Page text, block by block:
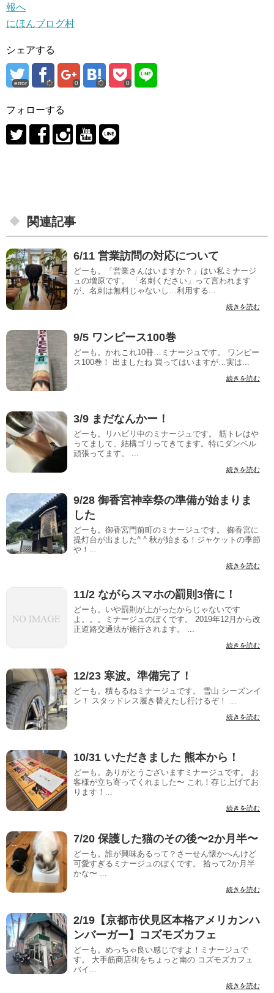
にほんブログ村
シェアする
error 0 0
フォローする
関連記事
6/11 営業訪問の対応について
どーも。「営業さんはいますか？」はい私ミナージ
ュの増原です。 「名刺ください」って言われます
が、名刺は無料じゃないし…利用する...
続きを読む
9/5 ワンピース100巻
どーも。かれこれ10冊…ミナージュです。 ワンピー
ス100巻！ 出ましたね 買ってはいますが…実は...
続きを読む
3/9 まだなんかー！
どーも。リハビリ中のミナージュです。 筋トレはや
ってまして、結構ゴリってきてます。特にダンベル
頑張ってます。 ...
続きを読む
9/28 御香宮神幸祭の準備が始まりま
した
どーも。御香宮門前町のミナージュです。 御香宮に
提灯台が出ました^ ^ 秋が始まる！ジャケットの季節
や！...
続きを読む
11/2 ながらスマホの罰則3倍に！
どーも。いや罰則が上がったからじゃないです
よ。。。ミナージュのぼくです。 2019年12月から改
正道路交通法が施行されます。 ...
続きを読む
12/23 寒波。準備完了！
どーも。積もるねミナージュです。 雪山 シーズンイ
ン！ スタッドレス履き替えたし行けるぞ！ ...
続きを読む
10/31 いただきました 熊本から！
どーも。ありがとうございますミナージュです。 お
客様が立ち寄ってくれました〜 これ！存じ上げてお
ります！...
続きを読む
7/20 保護した猫のその後〜2か月半〜
どーも。誰が興味あるって？さーせん懐かへんけど
可愛すぎるミナージュのぼくです。 拾って2か月半
かな〜 ...
続きを読む
2/19【京都市伏見区本格アメリカンハ
ンバーガー】コズモズカフェ
どーも。めっちゃ良い感じですよ！ミナージュで
す。 大手筋商店街をちょっと南の コズモズカフェ
バイ...
続きを読む